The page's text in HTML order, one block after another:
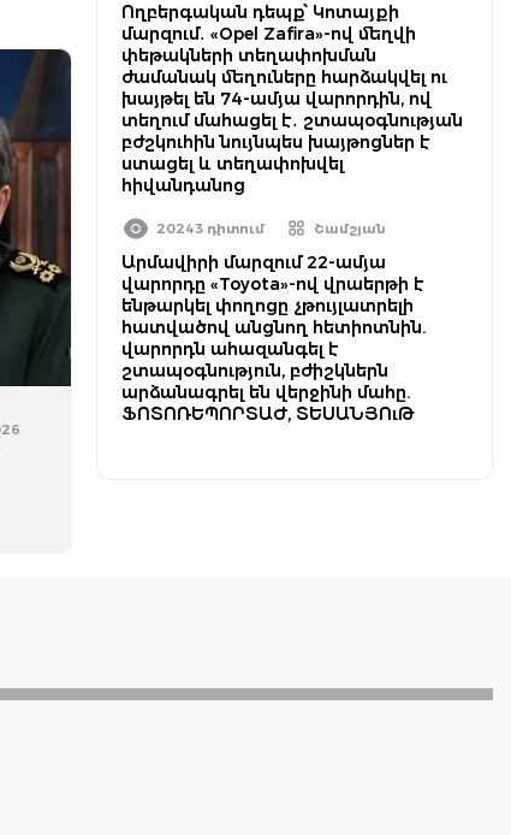
Ողբերգական դեպք՝ Կոտայքի
մարզում․ «Opel Zafira»-ով մեղվի
փեթակների տեղափոխման
ժամանակ մեղուները հարձակվել ու
խայթել են 74-ամյա վարորդին, ով
տեղում մահացել է․ շտապօգնության
բժշկուհին նույնպես խայթոցներ է
ստացել և տեղափոխվել
հիվանդանոց
20243 դիտում Շամշյան
Արմավիրի մարզում 22-ամյա
վարորդը «Toyota»-ով վրաերթի է
ենթարկել փողոցը չթույլատրելի
հատվածով անցնող հետիոտնին.
վարորդն ահազանգել է
շտապօգնություն, բժիշկներն
արձանագրել են վերջինի մահը.
ՖՈՏՈՌԵՊՈՐՏԱԺ, ՏԵՍԱՆՅՈւԹ